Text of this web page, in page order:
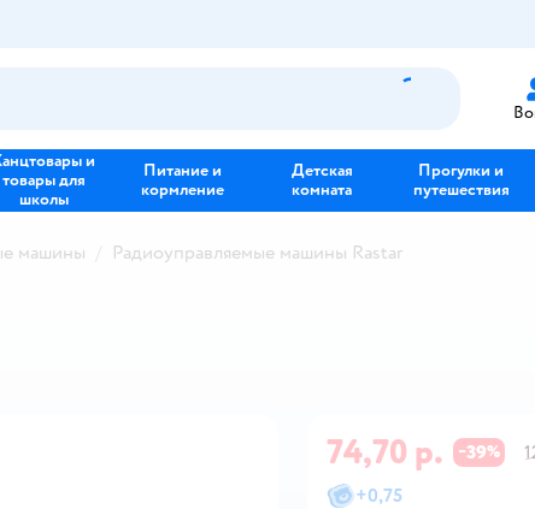
и
товары для
школы
Питание и
кормление
Детская
комната
Прогулки и
путешествия
машины Радиоуправляемые машины Rastar
74,70 р. −39%
+0,75